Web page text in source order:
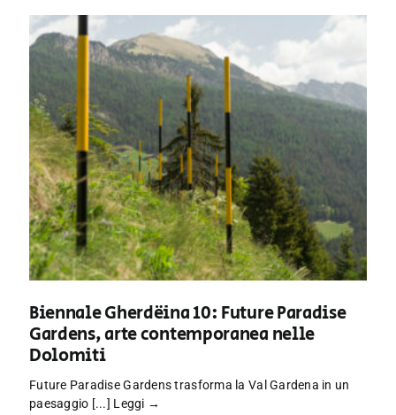
Biennale Gherdëina 10: Future Paradise
Gardens, arte contemporanea nelle
Dolomiti
Future Paradise Gardens trasforma la Val Gardena in un
paesaggio [...] Leggi →